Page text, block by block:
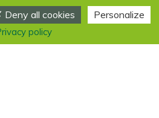
& Villa Maria
Panorama 2
Deny all cookies Personalize
policy